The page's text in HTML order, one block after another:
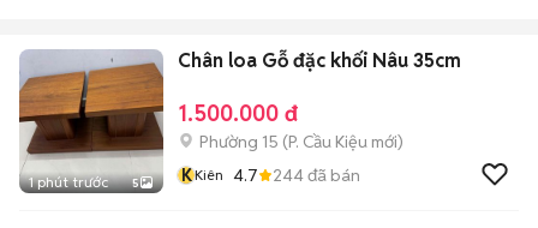
1 phút trước 5
Chân loa Gỗ đặc khối Nâu 35cm
1.500.000 đ
Phường 15 (P. Cầu Kiệu mới)
KKiên 4.7 244đã bán